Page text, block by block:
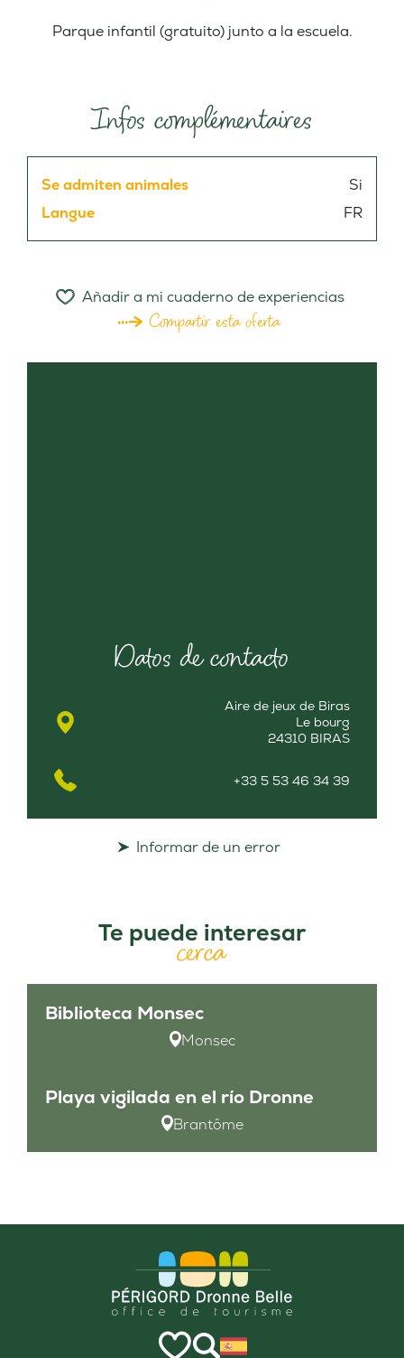
Parque infantil (gratuito) junto a la escuela.
Infos complémentaires
Se admiten animales
Si
Langue
FR
Añadir a mi cuaderno de experiencias
Compartir esta oferta
Datos de contacto
Aire de jeux de Biras
Le bourg
24310 BIRAS
+33 5 53 46 34 39
Informar de un error
Te puede interesar
cerca
Biblioteca Monsec
Monsec
Playa vigilada en el río Dronne
Brantôme